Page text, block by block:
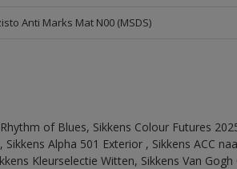
Anti Marks Mat N00 (MSDS)
of Blues, Sikkens Colour Futures
Alpha 501 Exterior , Sikkens ACC
Kleurselectie Witten, Sikkens Van